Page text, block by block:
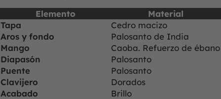
Elemento
Material
Tapa
Cedro macizo
Aros y fondo
Palosanto de India
Mango
Caoba. Refuerzo de ébano
Diapasón
Palosanto
Puente
Palosanto
Clavijero
Dorados
Acabado
Brillo